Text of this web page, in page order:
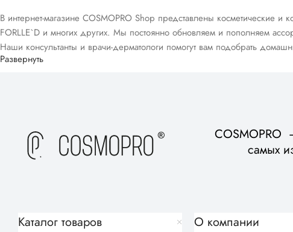
В интернет-магазине COSMOPRO Shop представлены косметические
FORLLE`D и многих других. Мы постоянно обновляем и пополняем
Наши консультанты и врачи-дерматологи помогут вам подобрать
Развернуть
COSMOPRO
самых
Каталог товаров О компании